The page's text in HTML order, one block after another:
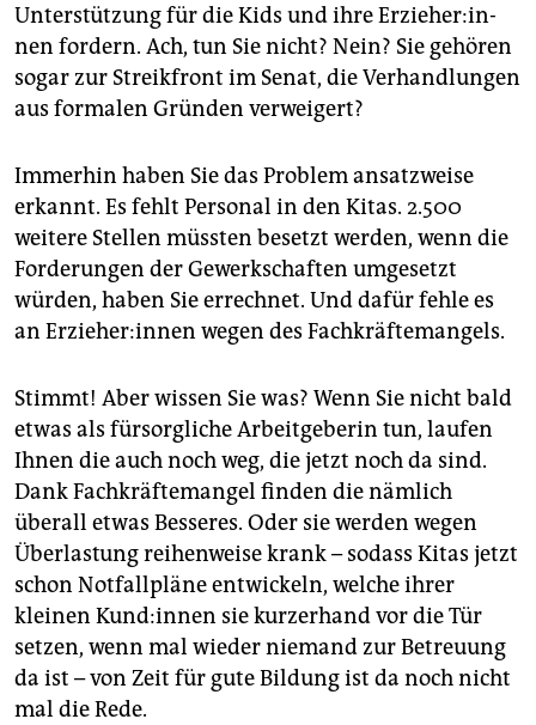
Unterstützung für die Kids und ihre Er­zie­he­r:in­
nen fordern. Ach, tun Sie nicht? Nein? Sie gehören
sogar zur Streikfront im Senat, die Ver­handlungen
aus formalen Gründen verweigert?
Immerhin haben Sie das Problem ansatzweise
erkannt. Es fehlt Personal in den Kitas. 2.500
weitere Stellen müssten besetzt werden, wenn die
Forderungen der Gewerkschaften umgesetzt
würden, haben Sie errechnet. Und dafür fehle es
an Er­zie­he­r:in­nen wegen des Fachkräftemangels.
Stimmt! Aber wissen Sie was? Wenn Sie nicht bald
etwas als fürsorgliche Arbeitgeberin tun, laufen
Ihnen die auch noch weg, die jetzt noch da sind.
Dank Fachkräftemangel finden die nämlich
überall etwas Besseres. Oder sie werden wegen
Überlastung reihenweise krank – sodass Kitas jetzt
schon Notfallpläne entwickeln, welche ihrer
kleinen Kun­d:in­nen sie kurzerhand vor die Tür
setzen, wenn mal wieder niemand zur Betreuung
da ist – von Zeit für gute Bildung ist da noch nicht
mal die Rede.